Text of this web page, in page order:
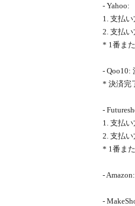
- Yahoo:
1. 支払
2. 支払
* 1番ま
- Qoo10:
* 決済完
-
1. 支払
2. 支払
* 1番ま
-
-